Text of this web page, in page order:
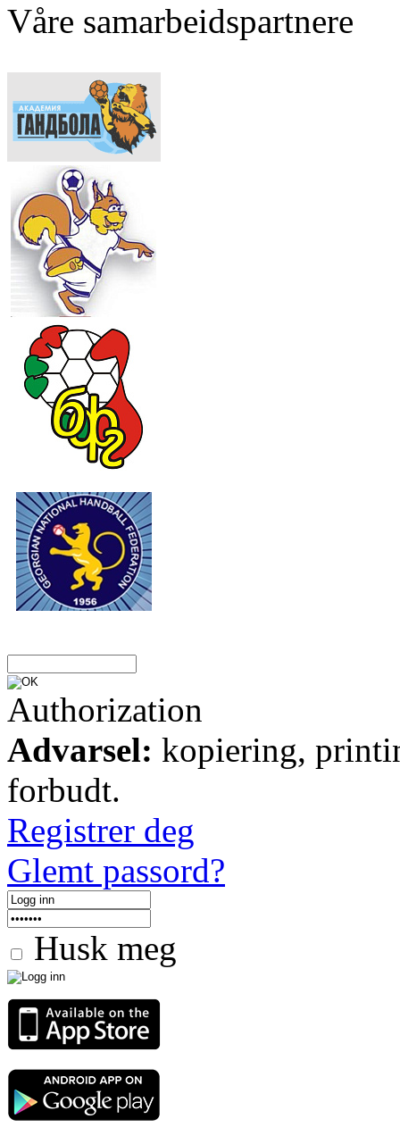
Våre samarbeidspartnere
Authorization
Advarsel: kopiering,
forbudt.
Registrer deg
Glemt passord?
Husk meg